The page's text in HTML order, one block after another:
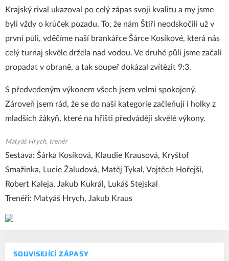
SOUVISEJÍCÍ ZÁPASY
Krajský rival ukazoval po celý zápas svoji kvalitu a my jsme
byli vždy o krůček pozadu. To, že nám Štíři neodskočili už v
první půli, vděčíme naší brankářce Šárce Kosíkové, která nás
celý turnaj skvěle držela nad vodou. Ve druhé půli jsme začali
propadat v obraně, a tak soupeř dokázal zvítězit 9:3.
S předvedeným výkonem všech jsem velmi spokojený.
Zároveň jsem rád, že se do naší kategorie začleňují i holky z
mladších žákyň, které na hřišti předvádějí skvělé výkony.
Matyáš Hrych, trenér
Sestava: Šárka Kosíková, Klaudie Krausová, Kryštof
Smažinka, Lucie Žaludová, Matěj Tykal, Vojtěch Hořejší,
Robert Kaleja, Jakub Kukrál, Lukáš Stejskal
Trenéři: Matyáš Hrych, Jakub Kraus